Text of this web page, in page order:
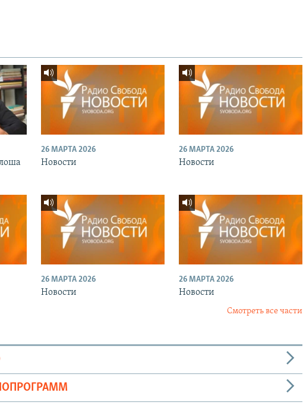
26 МАРТА 2026
Новости
26 МАРТА 2026
Новости
26 МАРТА 2026
Новости
26 МАРТА 2026
Новости
Смотреть все части